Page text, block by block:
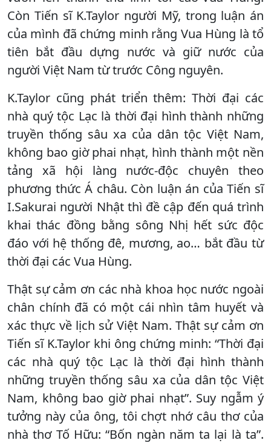
Còn Tiến sĩ K.Taylor người Mỹ, trong luận án
của mình đã chứng minh rằng Vua Hùng là tổ
tiên bắt đầu dựng nước và giữ nước của
người Việt Nam từ trước Công nguyên.
K.Taylor cũng phát triển thêm: Thời đại các
nhà quý tộc Lạc là thời đại hình thành những
truyền thống sâu xa của dân tộc Việt Nam,
không bao giờ phai nhạt, hình thành một nền
tảng xã hội làng nước-độc chuyên theo
phương thức Á châu. Còn luận án của Tiến sĩ
I.Sakurai người Nhật thì đề cập đến quá trình
khai thác đồng bằng sông Nhị hết sức độc
đáo với hệ thống đê, mương, ao… bắt đầu từ
thời đại các Vua Hùng.
Thật sự cảm ơn các nhà khoa học nước ngoài
chân chính đã có một cái nhìn tâm huyết và
xác thực về lịch sử Việt Nam. Thật sự cảm ơn
Tiến sĩ K.Taylor khi ông chứng minh: “Thời đại
các nhà quý tộc Lạc là thời đại hình thành
những truyền thống sâu xa của dân tộc Việt
Nam, không bao giờ phai nhạt”. Suy ngẫm ý
tưởng này của ông, tôi chợt nhớ câu thơ của
nhà thơ Tố Hữu: “Bốn ngàn năm ta lại là ta”.